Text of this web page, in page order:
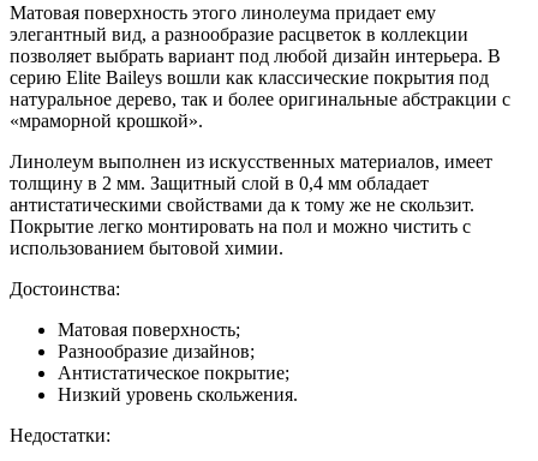
Матовая поверхность этого линолеума придает ему
элегантный вид, а разнообразие расцветок в коллекции
позволяет выбрать вариант под любой дизайн интерьера. В
серию Elite Baileys вошли как классические покрытия под
натуральное дерево, так и более оригинальные абстракции с
«мраморной крошкой».
Линолеум выполнен из искусственных материалов, имеет
толщину в 2 мм. Защитный слой в 0,4 мм обладает
антистатическими свойствами да к тому же не скользит.
Покрытие легко монтировать на пол и можно чистить с
использованием бытовой химии.
Достоинства:
Матовая поверхность;
Разнообразие дизайнов;
Антистатическое покрытие;
Низкий уровень скольжения.
Недостатки: